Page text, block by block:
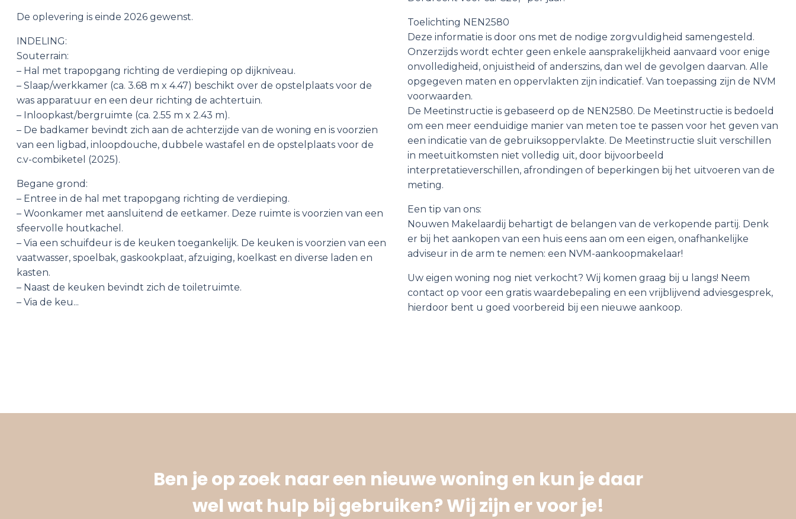
De oplevering is einde 2026 gewenst.
INDELING:
Souterrain:
– Hal met trapopgang richting de verdieping op dijkniveau.
– Slaap/werkkamer (ca. 3.68 m x 4.47) beschikt over de opstelplaats voor de
was apparatuur en een deur richting de achtertuin.
– Inloopkast/bergruimte (ca. 2.55 m x 2.43 m).
– De badkamer bevindt zich aan de achterzijde van de woning en is voorzien
van een ligbad, inloopdouche, dubbele wastafel en de opstelplaats voor de
c.v-combiketel (2025).
Begane grond:
– Entree in de hal met trapopgang richting de verdieping.
– Woonkamer met aansluitend de eetkamer. Deze ruimte is voorzien van een
sfeervolle houtkachel.
– Via een schuifdeur is de keuken toegankelijk. De keuken is voorzien van een
vaatwasser, spoelbak, gaskookplaat, afzuiging, koelkast en diverse laden en
kasten.
– Naast de keuken bevindt zich de toiletruimte.
– Via de keu...
Toelichting NEN2580
Deze informatie is door ons met de nodige zorgvuldigheid samengesteld.
Onzerzijds wordt echter geen enkele aansprakelijkheid aanvaard voor enige
onvolledigheid, onjuistheid of anderszins, dan wel de gevolgen daarvan. Alle
opgegeven maten en oppervlakten zijn indicatief. Van toepassing zijn de NVM
voorwaarden.
De Meetinstructie is gebaseerd op de NEN2580. De Meetinstructie is bedoeld
om een meer eenduidige manier van meten toe te passen voor het geven van
een indicatie van de gebruiksoppervlakte. De Meetinstructie sluit verschillen
in meetuitkomsten niet volledig uit, door bijvoorbeeld
interpretatieverschillen, afrondingen of beperkingen bij het uitvoeren van de
meting.
Een tip van ons:
Nouwen Makelaardij behartigt de belangen van de verkopende partij. Denk
er bij het aankopen van een huis eens aan om een eigen, onafhankelijke
adviseur in de arm te nemen: een NVM-aankoopmakelaar!
Uw eigen woning nog niet verkocht? Wij komen graag bij u langs! Neem
contact op voor een gratis waardebepaling en een vrijblijvend adviesgesprek,
hierdoor bent u goed voorbereid bij een nieuwe aankoop.
Ben je op zoek naar een nieuwe woning en kun je daar
wel wat hulp bij gebruiken? Wij zijn er voor je!